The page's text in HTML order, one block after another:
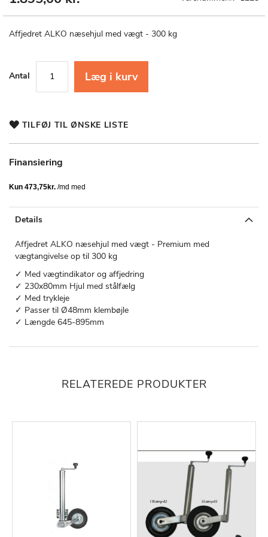
Affjedret ALKO næsehjul med vægt - 300 kg
Antal Læg i kurv
TILFØJ TIL ØNSKE LISTE
Finansiering
af
Details
Affjedret ALKO næsehjul med vægt - Premium med
vægtangivelse op til 300 kg
✓ Med vægtindikator og affjedring
✓ 230x80mm Hjul med stålfælg
✓ Med trykleje
✓ Passer til Ø48mm klembøjle
✓ Længde 645-895mm
RELATEREDE PRODUKTER